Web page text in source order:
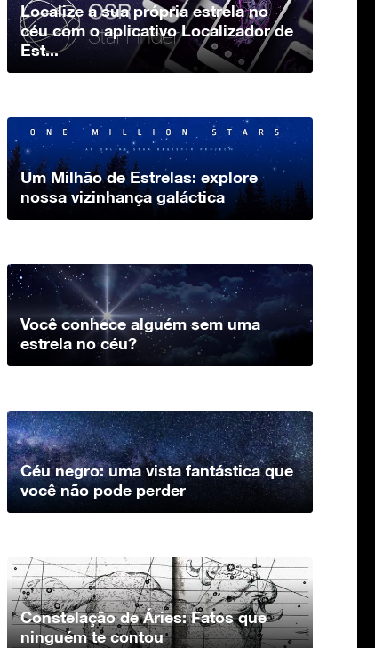
Localize a sua própria estrela no
céu com o aplicativo Localizador de
Est...
Um Milhão de Estrelas: explore
nossa vizinhança galáctica
Você conhece alguém sem uma
estrela no céu?
Céu negro: uma vista fantástica que
você não pode perder
Constelação de Áries: Fatos que
ninguém te contou